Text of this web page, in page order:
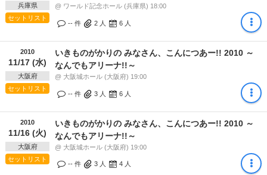
兵庫県
セットリスト
@ ワールド記念ホール (兵庫県) 18:00
-- 件 2 人 6 人
2010
11/17 (水)
大阪府
セットリスト
いきものがかりの みなさん、こんにつあー!! 2010 ～
なんでもアリーナ!!～
@ 大阪城ホール (大阪府) 19:00
-- 件 3 人 6 人
2010
11/16 (火)
大阪府
セットリスト
いきものがかりの みなさん、こんにつあー!! 2010 ～
なんでもアリーナ!!～
@ 大阪城ホール (大阪府) 19:00
-- 件 3 人 4 人